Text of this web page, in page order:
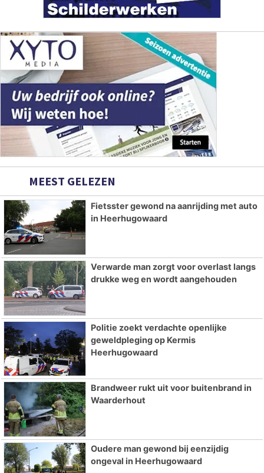
MEEST GELEZEN
Fietsster gewond na aanrijding met auto
in Heerhugowaard
Verwarde man zorgt voor overlast langs
drukke weg en wordt aangehouden
Politie zoekt verdachte openlijke
geweldpleging op Kermis
Heerhugowaard
Brandweer rukt uit voor buitenbrand in
Waarderhout
Oudere man gewond bij eenzijdig
ongeval in Heerhugowaard